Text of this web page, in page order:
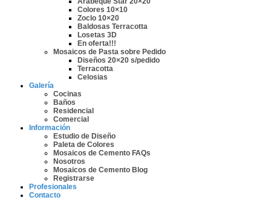
Colores 10×10
Zoclo 10×20
Baldosas Terracotta
Losetas 3D
En oferta!!!
Mosaicos de Pasta sobre Pedido
Diseños 20×20 s/pedido
Terracotta
Celosias
Galería
Cocinas
Baños
Residencial
Comercial
Información
Estudio de Diseño
Paleta de Colores
Mosaicos de Cemento FAQs
Nosotros
Mosaicos de Cemento Blog
Registrarse
Profesionales
Contacto